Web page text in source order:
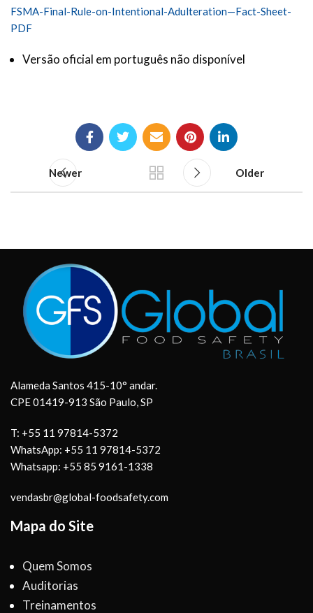
FSMA-Final-Rule-on-Intentional-Adulteration—Fact-Sheet-
PDF
Versão oficial em português não disponível
Newer Older
Alameda Santos 415-10° andar.
CPE 01419-913 São Paulo, SP
T: +55 11 97814-5372
WhatsApp: +55 11 97814-5372
Whatsapp: +55 85 9161-1338
vendasbr@global-foodsafety.com
Mapa do Site
Quem Somos
Auditorias
Treinamentos